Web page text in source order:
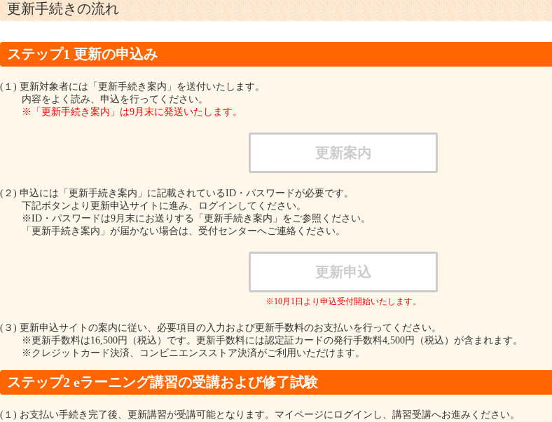
更新手続きの流れ
ステップ1 更新の申込み
(１) 更新対象者には「更新手続き案内」を送付いたします。
内容をよく読み、申込を行ってください。
※「更新手続き案内」は9月末に発送いたします。
更新案内
(２) 申込には「更新手続き案内」に記載されているID・パスワードが必要です。
下記ボタンより更新申込サイトに進み、ログインしてください。
※ID・パスワードは9月末にお送りする「更新手続き案内」をご参照ください。
「更新手続き案内」が届かない場合は、受付センターへご連絡ください。
更新申込
※10月1日より申込受付開始いたします。
(３) 更新申込サイトの案内に従い、必要項目の入力および更新手数料のお支払いを行ってください。
※更新手数料は16,500円（税込）です。更新手数料には認定証カードの発行手数料4,500円（税込）が含まれます。
※クレジットカード決済、コンビニエンスストア決済がご利用いただけます。
ステップ2 eラーニング講習の受講および修了試験
(１) お支払い手続き完了後、更新講習が受講可能となります。マイページにログインし、講習受講へお進みください。